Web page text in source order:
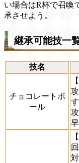
い場合はR杯で召喚
承させよう。
継承可能技一
技名
チョコレートボ
ール